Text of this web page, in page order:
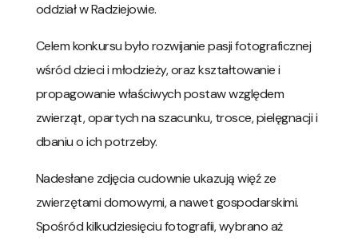
oddział w Radziejowie.
Celem konkursu było rozwijanie pasji fotograficznej
wśród dzieci i młodzieży, oraz kształtowanie i
propagowanie właściwych postaw względem
zwierząt, opartych na szacunku, trosce, pielęgnacji i
dbaniu o ich potrzeby.
Nadesłane zdjęcia cudownie ukazują więź ze
zwierzętami domowymi, a nawet gospodarskimi.
Spośród kilkudziesięciu fotografii, wybrano aż